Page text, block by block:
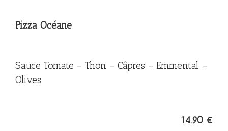
Pizza Océane
Sauce Tomate – Thon – Câpres – Emmental –
Olives
14.90 €